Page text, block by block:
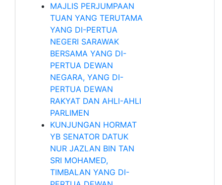
MAJLIS PERJUMPAAN
TUAN YANG TERUTAMA
YANG DI-PERTUA
NEGERI SARAWAK
BERSAMA YANG DI-
PERTUA DEWAN
NEGARA, YANG DI-
PERTUA DEWAN
RAKYAT DAN AHLI-AHLI
PARLIMEN
KUNJUNGAN HORMAT
YB SENATOR DATUK
NUR JAZLAN BIN TAN
SRI MOHAMED,
TIMBALAN YANG DI-